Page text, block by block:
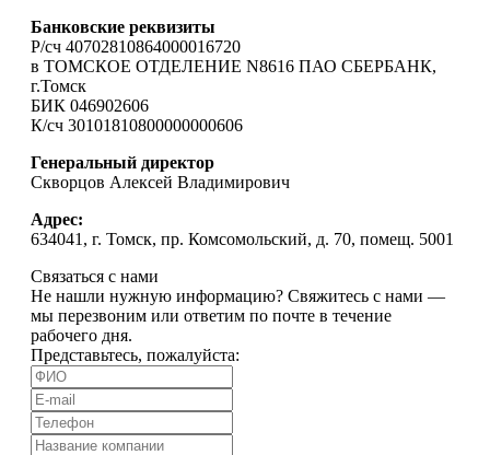
Банковские реквизиты
Р/сч 40702810864000016720
в ТОМСКОЕ ОТДЕЛЕНИЕ N8616 ПАО СБЕРБАНК,
г.Томск
БИК 046902606
К/сч 30101810800000000606
Генеральный директор
Скворцов Алексей Владимирович
Адрес:
634041, г. Томск, пр. Комсомольский, д. 70, помещ. 5001
Связаться с нами
Не нашли нужную информацию? Свяжитесь с нами —
мы перезвоним или ответим по почте в течение
рабочего дня.
Представьтесь, пожалуйста: